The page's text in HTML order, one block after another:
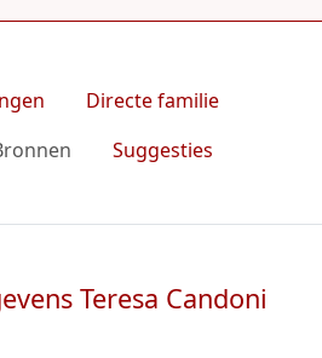
Directe familie
Suggesties
Teresa Candoni